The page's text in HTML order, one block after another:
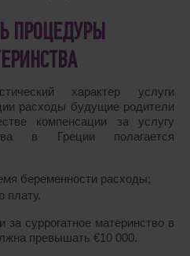
ПРОЦЕДУРЫ
характер услуги
расходы будущие родители
компенсации за услугу
в Греции полагается
беременности расходы;
плату.
суррогатное материнство в
превышать €10 000.